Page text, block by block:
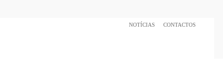
NOTÍCIAS CONTACTOS